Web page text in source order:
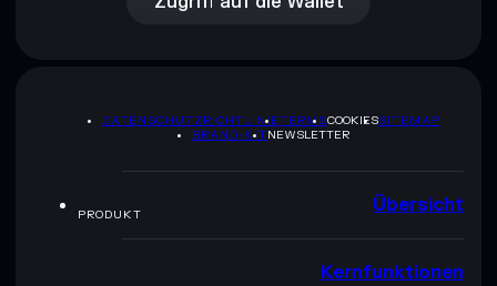
DATENSCHUTZRICHTLINIETERMSCOOKIESSITEMAP
BRAND-KITNEWSLETTER
PRODUKT Übersicht
Kernfunktionen